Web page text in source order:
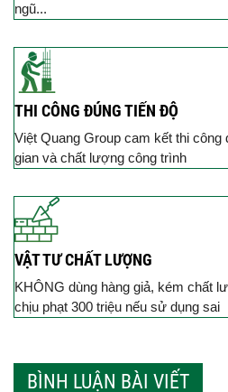
ngũ...
THI CÔNG ĐÚNG TIẾN ĐỘ
Việt Quang Group cam kết thi công
gian và chất lượng công trình
VẬT TƯ CHẤT LƯỢNG
KHÔNG dùng hàng giả, kém chất
chịu phạt 300 triệu nếu sử dụng sai
BÌNH LUẬN BÀI VIẾT